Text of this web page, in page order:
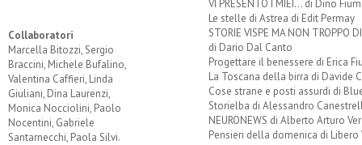
Collaboratori
Marcella Bitozzi, Sergio
Braccini, Michele Bufalino,
Valentina Caffieri, Linda
Giuliani, Dina Laurenzi,
Monica Nocciolini, Paolo
Nocentini, Gabriele
Santarnecchi, Paola Silvi.
VI PRESENTO I MIEI... di Dino
Le stelle di Astrea di Edit Permay
STORIE VISPE MA NON TROPPO
di Dario Dal Canto
Progettare il benessere di Erica
La Toscana della birra di Davide
Cose strane e posti assurdi di
Storielba di Alessandro
NEURONEWS di Alberto Arturo
Pensieri della domenica di Libero